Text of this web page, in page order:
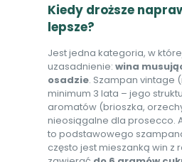
Kiedy droższe
lepsze?
Jest jedna kategoria, w
uzasadnienie: wina
osadzie. Szampan vintage
minimum 3 lata – jego
aromatów (brioszka,
nieosiągalne dla prosecco.
to podstawowego
często jest mieszanką win z